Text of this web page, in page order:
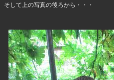
そして上の写真の後ろから・・・